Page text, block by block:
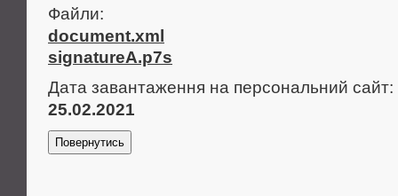
Файли:
document.xml
signatureA.p7s
Дата завантаження на персональний сайт:
25.02.2021
Повернутись